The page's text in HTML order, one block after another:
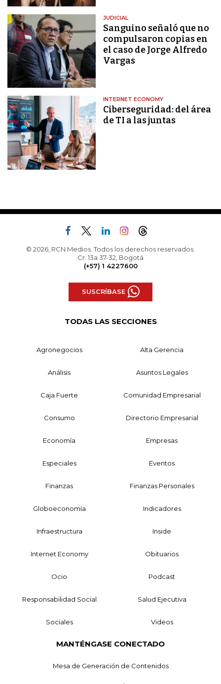
JUDICIAL
Sanguino señaló que no
compulsaron copias en
el caso de Jorge Alfredo
Vargas
INTERNET ECONOMY
Ciberseguridad: del área
de TI a las juntas
© 2026, RCN Medios. Todos los derechos reservados.
Cr. 13a 37-32, Bogotá
(+57) 1 4227600
SUSCRÍBASE
TODAS LAS SECCIONES
Agronegocios Alta Gerencia
Análisis Asuntos Legales
Caja Fuerte Comunidad Empresarial
Consumo Directorio Empresarial
Economía Empresas
Especiales Eventos
Finanzas Finanzas Personales
Globoeconomía Indicadores
Infraestructura Inside
Internet Economy Obituarios
Ocio Podcast
Responsabilidad Social Salud Ejecutiva
Sociales Videos
MANTÉNGASE CONECTADO
Mesa de Generación de Contenidos